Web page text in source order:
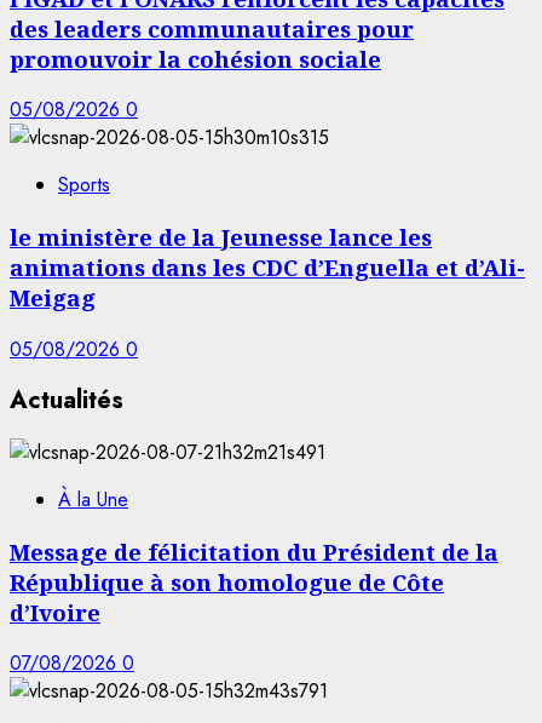
des leaders communautaires pour
promouvoir la cohésion sociale
05/08/2026 0
Sports
le ministère de la Jeunesse lance les
animations dans les CDC d’Enguella et d’Ali-
Meigag
05/08/2026 0
Actualités
À la Une
Message de félicitation du Président de la
République à son homologue de Côte
d’Ivoire
07/08/2026 0